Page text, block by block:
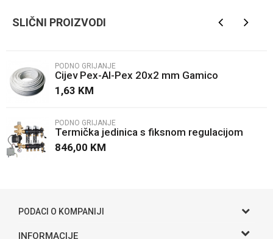
Poruka
SLIČNI PROIZVODI
PODNO GRIJANJE
Cijev Pex-Al-Pex 20x2 mm Gamico
1,63 KM
PODNO GRIJANJE
Termička jedinica s fiksnom regulacijom
Caleffi
846,00 KM
PODACI O KOMPANIJI
Gama S doo
INFORMACIJE